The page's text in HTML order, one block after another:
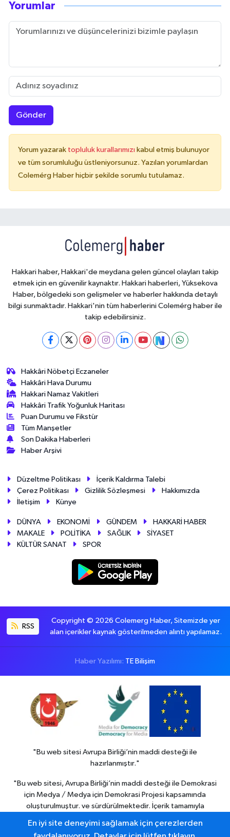
Yorumlar
Gönder
Yorum yazarak topluluk kurallarımızı kabul etmiş bulunuyor
ve tüm sorumluluğu üstleniyorsunuz. Yazılan yorumlardan
Colemérg Haber hiçbir şekilde sorumlu tutulamaz.
Hakkari haber, Hakkari'de meydana gelen güncel olayları takip
etmek için en güvenilir kaynaktır. Hakkari haberleri, Yüksekova
Haber, bölgedeki son gelişmeler ve haberler hakkında detaylı
bilgi sunmaktadır. Hakkari'nin tüm haberlerini Colemérg haber ile
takip edebilirsiniz.
Hakkâri Nöbetçi Eczaneler
Hakkâri Hava Durumu
Hakkari Namaz Vakitleri
Hakkâri Trafik Yoğunluk Haritası
Puan Durumu ve Fikstür
Tüm Manşetler
Son Dakika Haberleri
Haber Arşivi
Düzeltme Politikası
İçerik Kaldırma Talebi
Çerez Politikası
Gizlilik Sözleşmesi
Hakkımızda
İletişim
Künye
DÜNYA EKONOMİ GÜNDEM
HAKKARİ HABER
MAKALE
POLİTİKA SAĞLIK
SİYASET
KÜLTÜR SANAT
SPOR
RSS
Copyright © 2026 Colemerg Haber, Sitemizde yer
alan içerikler kaynak gösterilmeden alıntı yapılamaz.
Haber Yazılımı: TE Bilişim
"Bu web sitesi Avrupa Birliği’nin maddi desteği ile
hazırlanmıştır."
"Bu web sitesi, Avrupa Birliği’nin maddi desteği ile Demokrasi
için Medya / Medya için Demokrasi Projesi kapsamında
oluşturulmuştur. ve sürdürülmektedir. İçerik tamamıyla
görüşlerini yansıtmak zorunda değildir."
En iyi site deneyimi sağlamak için çerezlerden